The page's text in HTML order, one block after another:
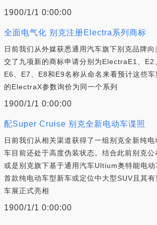
1900/1/1 0:00:00
全面电气化 别克注册Electra系列商标
日前我们从外媒获悉通用汽车旗下别克品牌
交了九项新的商标申请分别为ElectraE1、E2
E6、E7、E8和E9名称从命名来看预计这些
的ElectraX参数询价为同一个系列
1900/1/1 0:00:00
配Super Cruise 别克全新电动车谍照
日前我们从相关渠道获得了一组别克全新纯
车目前还处于高度伪装状态。结合此前别克
或是别克旗下基于通用汽车Ultium奥特能电动
首款纯电动车型新车或定位中大型SUV且其有
车展正式亮相
1900/1/1 0:00:00